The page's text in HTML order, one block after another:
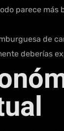
parece
de
deberías